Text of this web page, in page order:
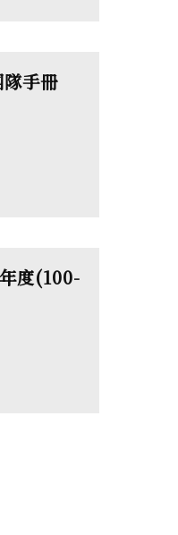
手冊
度(100-